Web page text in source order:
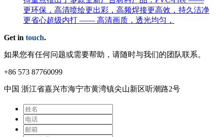
更环保，高清喷绘更出彩，高频焊接更高效，持久洁净
更省心超级内打 —— 高清画质，透光均匀，
Get in touch.
如果您有任何问题或需要帮助，请随时与我们的团队联系。
+86 573 87760099
中国 浙江省嘉兴市海宁市⻩湾镇尖⼭新区听潮路2号